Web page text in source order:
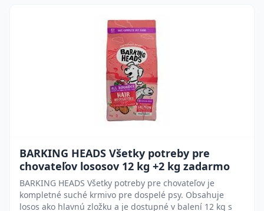
BARKING HEADS Všetky potreby pre
chovateľov lososov 12 kg +2 kg zadarmo
BARKING HEADS Všetky potreby pre chovateľov je
kompletné suché krmivo pre dospelé psy. Obsahuje
losos ako hlavnú zložku a je dostupné v balení 12 kg s